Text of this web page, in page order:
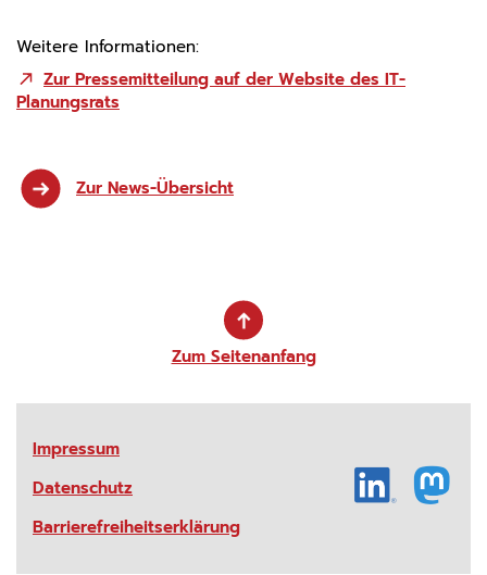
Weitere Informationen:
Zur Pressemitteilung auf der Website des IT-
Planungsrats
Zur News-Übersicht
Zum Seitenanfang
Impressum
Datenschutz
Barrierefreiheitserklärung
Dritten geteilt.
Cookie Laufzeit:
13 Monate